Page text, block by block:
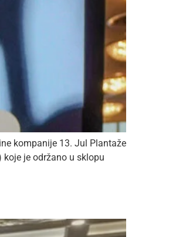
kompanije 13. Jul Plantaže
je održano u sklopu